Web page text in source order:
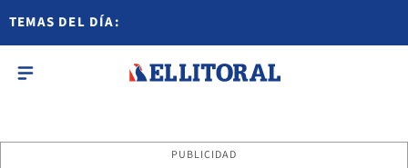
TEMAS DEL DÍA:
PUBLICIDAD